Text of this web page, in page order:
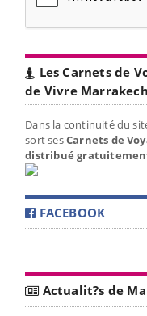
Les Carnets de
de Vivre Marrakech
Dans la continuité du
sort sesCarnets de
distribué
FACEBOOK
Actualit?s de